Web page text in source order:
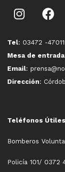
Tel: 03472 -
Mesa de entrada
Email:
Dirección:
Teléfonos Útiles
Bomberos
Policía 101/ 0372